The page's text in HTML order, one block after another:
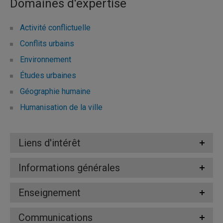
Domaines d'expertise
Activité conflictuelle
Conflits urbains
Environnement
Études urbaines
Géographie humaine
Humanisation de la ville
Liens d'intérêt
Informations générales
Enseignement
Communications